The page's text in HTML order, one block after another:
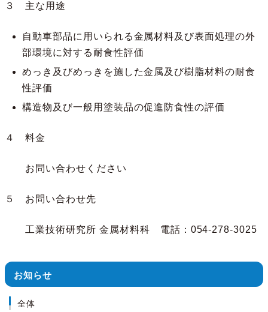
３ 主な用途
自動車部品に用いられる金属材料及び表面処理の外
部環境に対する耐食性評価
めっき及びめっきを施した金属及び樹脂材料の耐食
性評価
構造物及び一般用塗装品の促進防食性の評価
４ 料金
お問い合わせください
５ お問い合わせ先
工業技術研究所 金属材料科 電話：054-278-3025
お知らせ
全体